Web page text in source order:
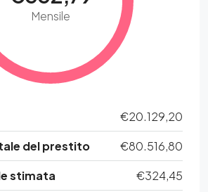
Mensile
€20.129,20
del prestito
€80.516,80
stimata
€324,45